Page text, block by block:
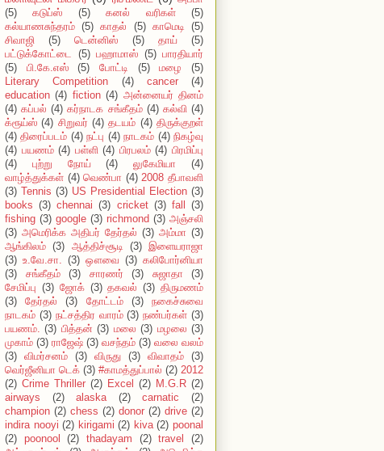
(5)
கடுப்ஸ் (5) கனல் வரிகள்
(5)
கல்யாணசுந்தரம் (5) காதல் (5) காமெடி
(5)
சிவாஜி
(5) டென்னிஸ் (5) தாய்
(5)
பட்டுக்கோட்டை
(5) பஹாமாஸ் (5) பாரதியார்
(5)
பி.கே.எஸ் (5) போட்டி (5) மழை
(5)
Literary Competition
(4) cancer
(4)
education (4) fiction (4) அன்னையர் தினம்
(4) கப்பல் (4) கர்நாடக சங்கீதம் (4) கல்வி (4)
க்ரூய்ஸ் (4) சிறுவர் (4) தடயம் (4) திருக்குறள்
(4) திரைப்படம் (4) நட்பு (4) நாடகம் (4) நிகழ்வு
(4) பயணம் (4) பள்ளி (4) பிரபலம் (4) பிரமிப்பு
(4)
புற்று நோய் (4) லுகேமியா
(4)
வாழ்த்துக்கள் (4) வெண்பா (4) 2008 தீபாவளி
(3) Tennis (3) US Presidential Election (3)
books (3) chennai (3) cricket (3) fall
(3)
fishing (3) google (3) richmond (3) அஞ்சலி
(3) அமெரிக்க அதிபர் தேர்தல் (3) அம்மா (3)
ஆங்கிலம் (3) ஆத்திச்சூடி (3) இளையராஜா
(3) உ.வே.சா. (3) ஔவை (3) கலிபோர்னியா
(3)
சங்கீதம் (3) சாரணர் (3) சுஜாதா
(3)
சேமிப்பு (3) ஜோக் (3) தகவல் (3) திருமணம்
(3)
தேர்தல் (3) தோட்டம் (3)
நகைச்சுவை
நாடகம் (3) நட்சத்திர வாரம் (3) நண்பர்கள் (3)
பயணம்.
(3) பித்தன் (3) மலை (3) மழலை (3)
முகாம் (3) ராஜேஷ் (3) வசந்தம் (3) வலை வலம்
(3)
விமர்சனம் (3) விருது (3) விவாதம்
(3)
வெர்ஜீனியா டெக் (3) #காமத்துப்பால் (2) 2012
(2) Crime Thriller (2) Excel (2) M.G.R (2)
airways
(2) alaska (2) carnatic
(2)
champion (2) chess (2) donor (2) drive (2)
indira nooyi (2) kirigami (2) kiva (2) poonal
(2)
poonool (2) thadayam (2) travel
(2)